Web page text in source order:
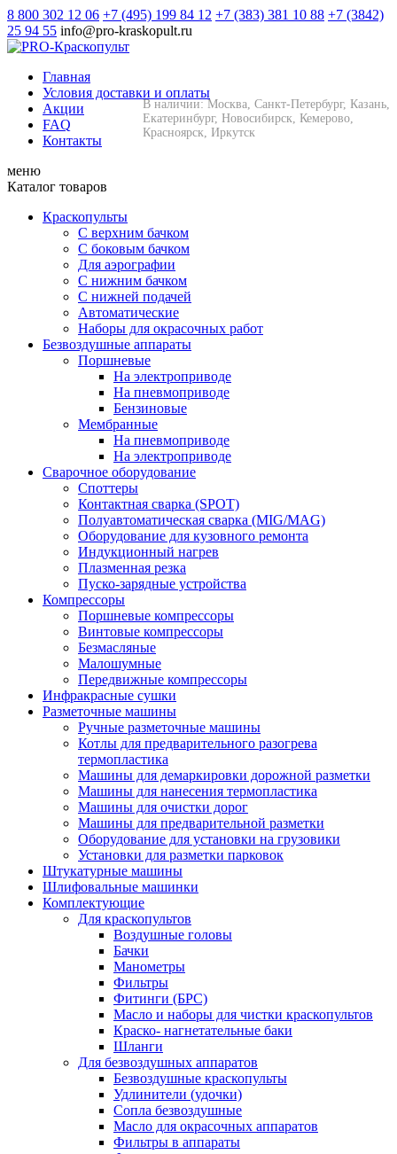
8 800 302 12 06 +7 (495) 199 84 12 +7 (383) 381 10 88 +7 (3842)
25 94 55 info@pro-kraskopult.ru
Главная
Условия доставки и оплаты
Акции
FAQ
Контакты
меню
Каталог товаров
Краскопульты
С верхним бачком
С боковым бачком
Для аэрографии
С нижним бачком
С нижней подачей
Автоматические
Наборы для окрасочных работ
Безвоздушные аппараты
Поршневые
На электроприводе
На пневмоприводе
Бензиновые
Мембранные
На пневмоприводе
На электроприводе
Сварочное оборудование
Споттеры
Контактная сварка (SPOT)
Полуавтоматическая сварка (MIG/MAG)
Оборудование для кузовного ремонта
Индукционный нагрев
Плазменная резка
Пуско-зарядные устройства
Компрессоры
Поршневые компрессоры
Винтовые компрессоры
Безмасляные
Малошумные
Передвижные компрессоры
Инфракрасные сушки
Разметочные машины
Ручные разметочные машины
Котлы для предварительного разогрева
термопластика
Машины для демаркировки дорожной разметки
Машины для нанесения термопластика
Машины для очистки дорог
Машины для предварительной разметки
Оборудование для установки на грузовики
Установки для разметки парковок
Штукатурные машины
Шлифовальные машинки
Комплектующие
Для краскопультов
Воздушные головы
Бачки
Манометры
Фильтры
Фитинги (БРС)
Масло и наборы для чистки краскопультов
Краско- нагнетательные баки
Шланги
Для безвоздушных аппаратов
Безвоздушные краскопульты
Удлинители (удочки)
Сопла безвоздушные
Масло для окрасочных аппаратов
Фильтры в аппараты
В наличии: Москва, Санкт-Петербург, Казань,
Екатеринбург, Новосибирск, Кемерово,
Красноярск, Иркутск